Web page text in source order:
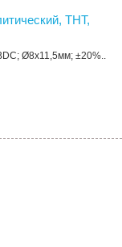
THT,
Ø8x11,5мм; ±20%..